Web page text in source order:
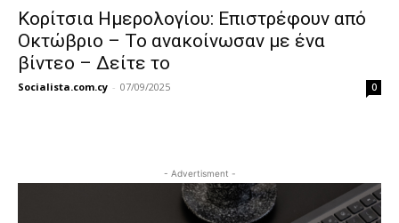
Κορίτσια Ημερολογίου: Επιστρέφουν από
Οκτώβριο – Το ανακοίνωσαν με ένα
βίντεο – Δείτε το
Socialista.com.cy - 07/09/2025 0
- Advertisment -